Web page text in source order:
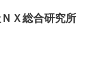
Ｘ総合研究所